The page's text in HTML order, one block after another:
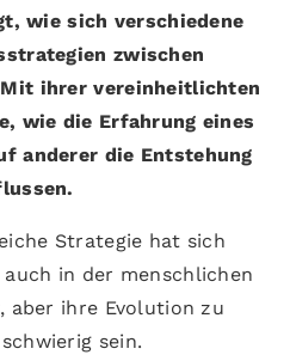
wie sich verschiedene
zwischen
ihrer vereinheitlichten
wie die Erfahrung eines
anderer die Entstehung
Strategie hat sich
in der menschlichen
aber ihre Evolution zu
sein.